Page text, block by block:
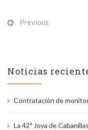
Previous
Noticias
Contratación de
La 42ª Joya de